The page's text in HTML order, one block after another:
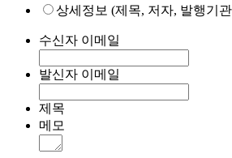
상세정보 (제목, 저자, 발행기
수신자 이메일
발신자 이메일
제목
메모